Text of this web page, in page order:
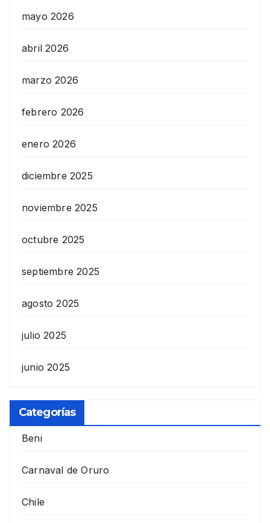
mayo 2026
abril 2026
marzo 2026
febrero 2026
enero 2026
diciembre 2025
noviembre 2025
octubre 2025
septiembre 2025
agosto 2025
julio 2025
junio 2025
Categorías
Beni
Carnaval de Oruro
Chile